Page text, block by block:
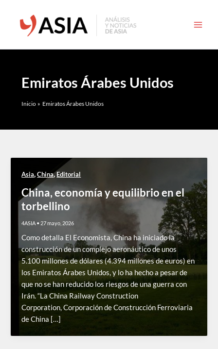
contenido
Emiratos Árabes Unidos
Inicio Emiratos Árabes Unidos
Asia,China,Editorial
China, economía y equilibrio en el
torbellino
4ASIA • 27 mayo, 2026
Como detalla El Economista, China ha iniciado la
construcción de un complejo aeronáutico de unos
5.100 millones de dólares (4.394 millones de euros) en
los Emiratos Árabes Unidos, y lo ha hecho a pesar de
que no se han reducido los riesgos de una guerra con
Irán. “La China Railway Construction
Corporation, Corporación de Construcción Ferroviaria
de China […]